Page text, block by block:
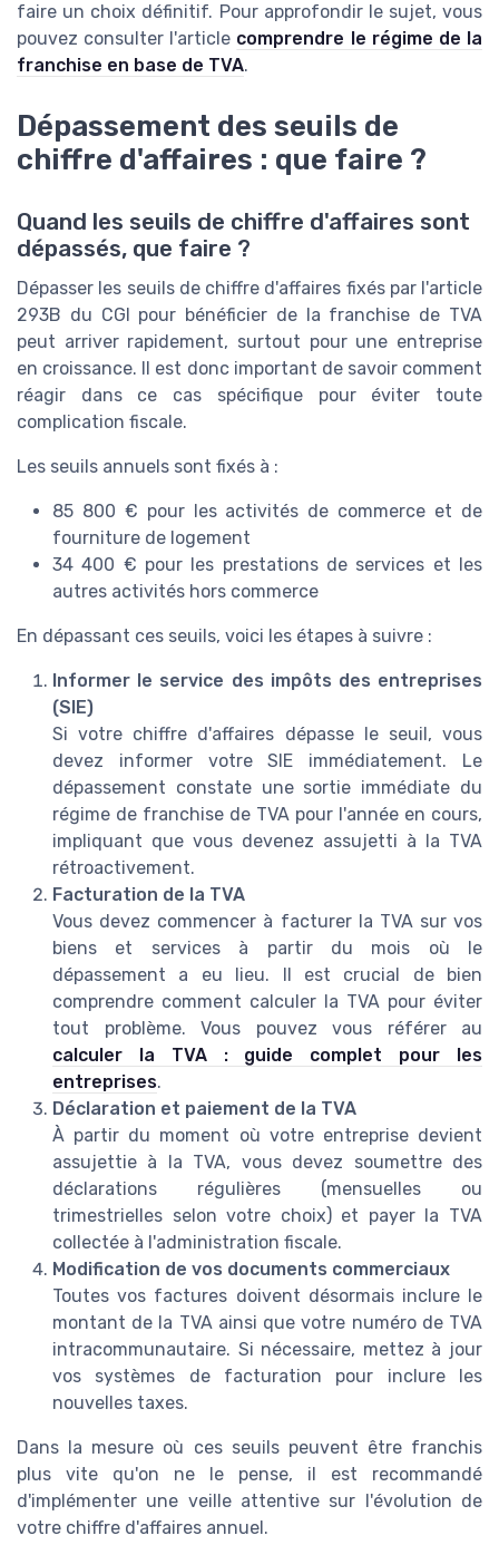
faire un choix définitif. Pour approfondir le sujet, vous
pouvez consulter l'article comprendre le régime de la
franchise en base de TVA.
Dépassement des seuils de
chiffre d'affaires : que faire ?
Quand les seuils de chiffre d'affaires sont
dépassés, que faire ?
Dépasser les seuils de chiffre d'affaires fixés par l'article
293B du CGI pour bénéficier de la franchise de TVA
peut arriver rapidement, surtout pour une entreprise
en croissance. Il est donc important de savoir comment
réagir dans ce cas spécifique pour éviter toute
complication fiscale.
Les seuils annuels sont fixés à :
85 800 € pour les activités de commerce et de
fourniture de logement
34 400 € pour les prestations de services et les
autres activités hors commerce
En dépassant ces seuils, voici les étapes à suivre :
Informer le service des impôts des entreprises
(SIE)
Si votre chiffre d'affaires dépasse le seuil, vous
devez informer votre SIE immédiatement. Le
dépassement constate une sortie immédiate du
régime de franchise de TVA pour l'année en cours,
impliquant que vous devenez assujetti à la TVA
rétroactivement.
Facturation de la TVA
Vous devez commencer à facturer la TVA sur vos
biens et services à partir du mois où le
dépassement a eu lieu. Il est crucial de bien
comprendre comment calculer la TVA pour éviter
tout problème. Vous pouvez vous référer au
calculer la TVA : guide complet pour les
entreprises.
Déclaration et paiement de la TVA
À partir du moment où votre entreprise devient
assujettie à la TVA, vous devez soumettre des
déclarations régulières (mensuelles ou
trimestrielles selon votre choix) et payer la TVA
collectée à l'administration fiscale.
Modification de vos documents commerciaux
Toutes vos factures doivent désormais inclure le
montant de la TVA ainsi que votre numéro de TVA
intracommunautaire. Si nécessaire, mettez à jour
vos systèmes de facturation pour inclure les
nouvelles taxes.
Dans la mesure où ces seuils peuvent être franchis
plus vite qu'on ne le pense, il est recommandé
d'implémenter une veille attentive sur l'évolution de
votre chiffre d'affaires annuel.